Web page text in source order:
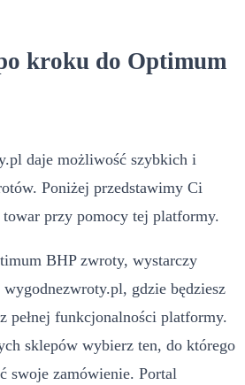
kroku do Optimum
daje możliwość szybkich i
Poniżej przedstawimy Ci
towar przy pomocy tej platformy.
BHP zwroty, wystarczy
gdzie będziesz
pełnej funkcjonalności platformy.
sklepów wybierz ten, do którego
swoje zamówienie. Portal